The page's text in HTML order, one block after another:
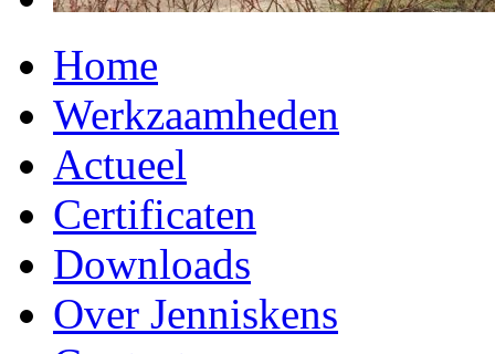
Home
Werkzaamheden
Actueel
Certificaten
Downloads
Over Jenniskens